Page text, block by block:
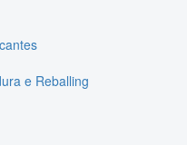
e Reballing